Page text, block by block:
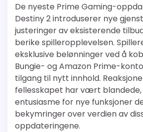
De nyeste Prime Gaming-
Destiny 2 introduserer nye
justeringer av eksisterende
berike spilleropplevelsen.
eksklusive belønninger ved å
Bungie- og Amazon Prime-
tilgang til nytt innhold.
fellesskapet har vært
entusiasme for nye funksjoner
bekymringer over verdien av
oppdateringene.